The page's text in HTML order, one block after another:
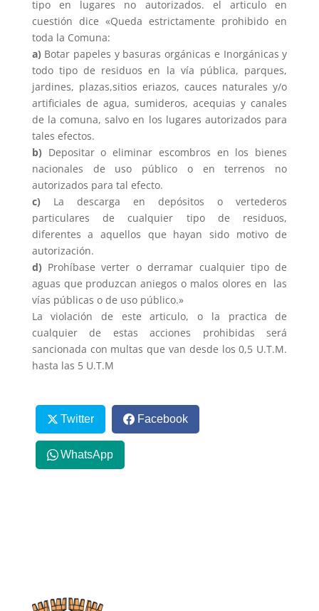
tipo en lugares no autorizados. el articulo en
cuestión dice «Queda estrictamente prohibido en
toda la Comuna:
a) Botar papeles y basuras orgánicas e Inorgánicas y
todo tipo de residuos en la vía pública, parques,
jardines, plazas,sitios eriazos, cauces naturales y/o
artificiales de agua, sumideros, acequias y canales
de la comuna, salvo en los lugares autorizados para
tales efectos.
b) Depositar o eliminar escombros en los bienes
nacionales de uso público o en terrenos no
autorizados para tal efecto.
c) La descarga en depósitos o vertederos
particulares de cualquier tipo de residuos,
diferentes a aquellos que hayan sido motivo de
autorización.
d) Prohíbase verter o derramar cualquier tipo de
aguas que produzcan aniegos o malos olores en las
vías públicas o de uso público.»
La violación de este articulo, o la practica de
cualquier de estas acciones prohibidas será
sancionada con multas que van desde los 0,5 U.T.M.
hasta las 5 U.T.M
Twitter Facebook
WhatsApp